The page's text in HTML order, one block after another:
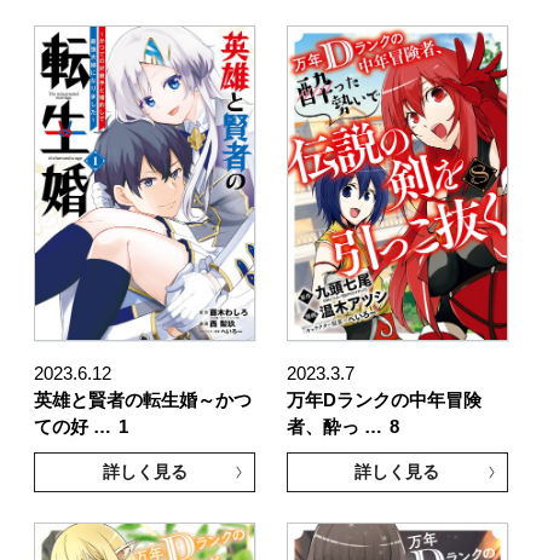
2023.6.12
英雄と賢者の転生婚～かつ
ての好 … 1
詳しく見る
2023.3.7
万年Dランクの中年冒険
者、酔っ … 8
詳しく見る